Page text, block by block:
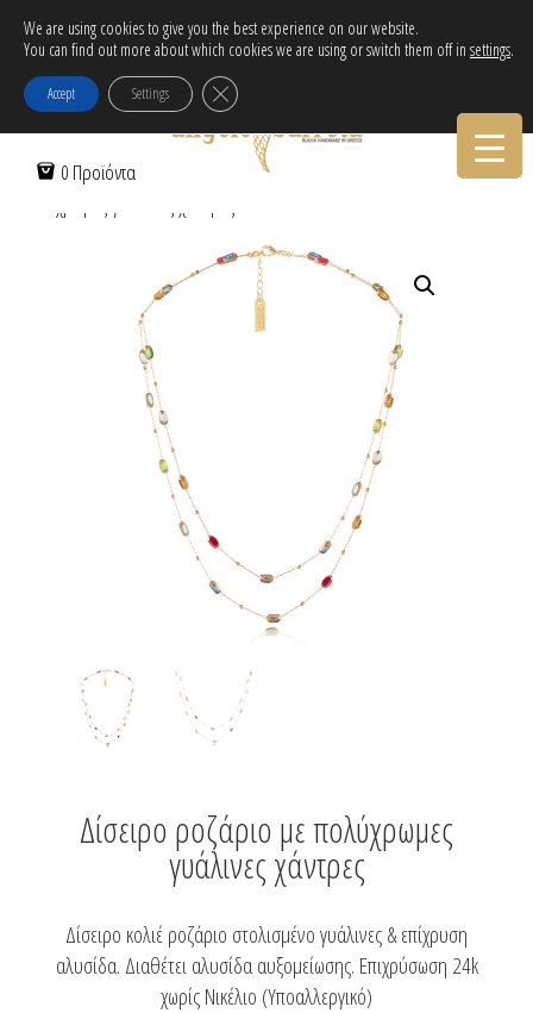
Δωρεάν αποστολή εντός Ελλάδας για αγορές άνω των 30€!
Tηλεφωνικες Παραγγελιες:30-2103222314
0 Προϊόντα
Αρχική Σελίδα/ Κολιέ/
/ Δίσειρο ροζάριο με
Δίσειρο ροζάριο με πολύχρωμες
γυάλινες χάντρες
Δίσειρο κολιέ ροζάριο στολισμένο γυάλινες & επίχρυση
αλυσίδα. Διαθέτει αλυσίδα αυξομείωσης. Επιχρύσωση 24k
χωρίς Νικέλιο (Υποαλλεργικό)
We are using cookies to give you the best experience on our website.
You can find out more about which cookies we are using or switch them off in settings.
Accept Settings Κλείσιμο του Cookie banner για το GDPR